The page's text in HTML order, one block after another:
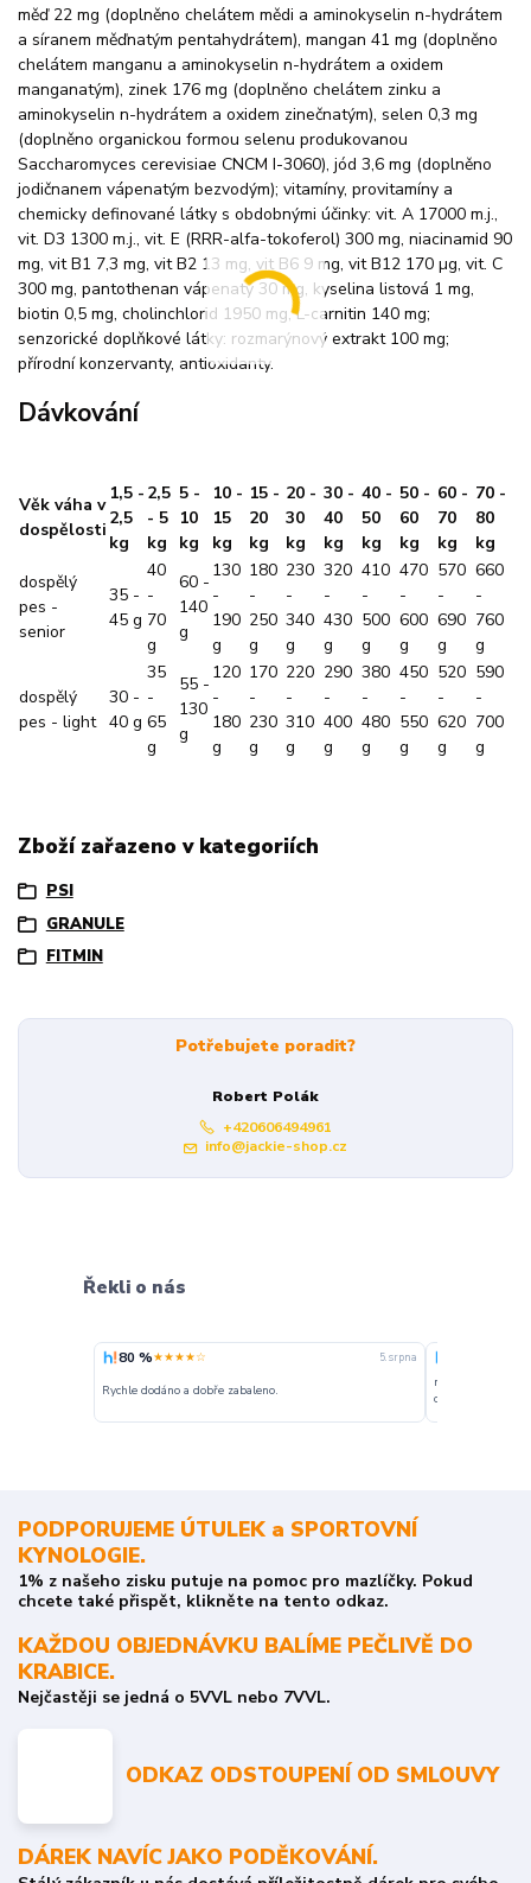
měď 22 mg (doplněno chelátem mědi a aminokyselin n-hydrátem
a síranem měďnatým pentahydrátem), mangan 41 mg (doplněno
chelátem manganu a aminokyselin n-hydrátem a oxidem
manganatým), zinek 176 mg (doplněno chelátem zinku a
aminokyselin n-hydrátem a oxidem zinečnatým), selen 0,3 mg
(doplněno organickou formou selenu produkovanou
Saccharomyces cerevisiae CNCM I-3060), jód 3,6 mg (doplněno
jodičnanem vápenatým bezvodým); vitamíny, provitamíny a
chemicky definované látky s obdobnými účinky: vit. A 17000 m.j.,
vit. D3 1300 m.j., vit. E (RRR-alfa-tokoferol) 300 mg, niacinamid 90
mg, vit B1 7,3 mg, vit B2 13 mg, vit B6 9 mg, vit B12 170 µg, vit. C
300 mg, pantothenan vápenatý 30 mg, kyselina listová 1 mg,
biotin 0,5 mg, cholinchlorid 1950 mg, L-carnitin 140 mg;
senzorické doplňkové látky: rozmarýnový extrakt 100 mg;
přírodní konzervanty, antioxidanty.
Dávkování
Věk váha v
dospělosti
1,5 -
2,5
kg
2,5
- 5
kg
5 -
10
kg
10 -
15
kg
15 -
20
kg
20 -
30
kg
30 -
40
kg
40 -
50
kg
50 -
60
kg
60 -
70
kg
70 -
80
kg
dospělý
pes -
senior
35 -
45 g
40
-
70
g
60 -
140
g
130
-
190
g
180
-
250
g
230
-
340
g
320
-
430
g
410
-
500
g
470
-
600
g
570
-
690
g
660
-
760
g
dospělý
pes - light
30 -
40 g
35
-
65
g
55 -
130
g
120
-
180
g
170
-
230
g
220
-
310
g
290
-
400
g
380
-
480
g
450
-
550
g
520
-
620
g
590
-
700
g
Zboží zařazeno v kategoriích
PSI
GRANULE
FITMIN
Potřebujete poradit?
Robert Polák
+420606494961
info@jackie-shop.cz
Řekli o nás
80 %★★★★☆ 5. srpna
Rychle dodáno a dobře zabaleno.
nakupuji
o stavu
PODPORUJEME ÚTULEK a SPORTOVNÍ
KYNOLOGIE.
1% z našeho zisku putuje na pomoc pro mazlíčky. Pokud
chcete také přispět, klikněte na tento odkaz.
KAŽDOU OBJEDNÁVKU BALÍME PEČLIVĚ DO
KRABICE.
Nejčastěji se jedná o 5VVL nebo 7VVL.
ODKAZ ODSTOUPENÍ OD SMLOUVY
DÁREK NAVÍC JAKO PODĚKOVÁNÍ.